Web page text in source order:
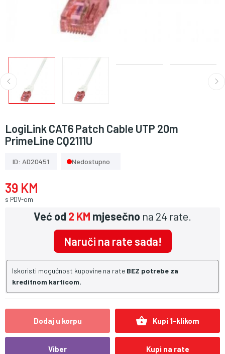
LogiLink CAT6 Patch Cable UTP 20m
PrimeLine CQ2111U
ID: AD20451 Nedostupno
39 KM
s PDV-om
Već od2 KM mjesečno na 24 rate.
Naruči na rate sada!
Iskoristi mogućnost kupovine na rate BEZ potrebe za
kreditnom karticom.
Dodaj u korpu shopping_basket Kupi 1-klikom
Viber Kupi na rate